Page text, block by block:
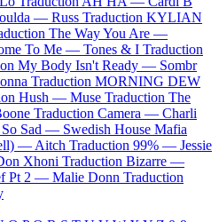
— Russ Traduction KYLIAN
The Way You Are —
To Me — Tones & I Traduction
My Body Isn't Ready — Sombr
Traduction MORNING DEW
Hush — Muse Traduction The
Traduction Camera — Charli
So Sad — Swedish House Mafia
— Aitch Traduction 99% — Jessie
Xhoni Traduction Bizarre —
Pt 2 — Malie Donn Traduction